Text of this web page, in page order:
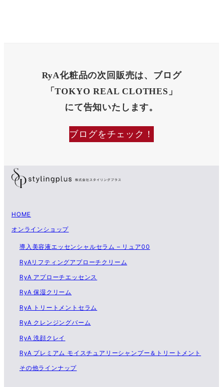
RyA化粧品の次回販売は、ブログ
「TOKYO REAL CLOTHES」
にて告知いたします。
ブログをチェック！
HOME
オンラインショップ
導入美容液エッセンシャルセラム – リュア00
RyAリフティングアプローチクリーム
RyA アプローチエッセンス
RyA 保湿クリーム
RyA トリートメントセラム
RyA クレンジングバーム
RyA 洗顔クレイ
RyA プレミアム モイスチュアリーシャンプー＆トリートメント
その他ラインナップ